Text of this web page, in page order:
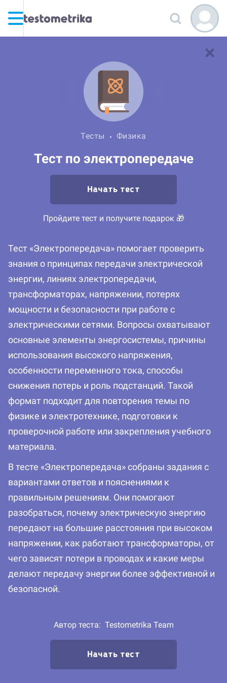
Тесты Физика
Тест по электропередаче
Начать тест
Пройдите тест и получите подарок 🎁
Тест «Электропередача» помогает проверить
знания о принципах передачи электрической
энергии, линиях электропередачи,
трансформаторах, напряжении, потерях
мощности и безопасности при работе с
электрическими сетями. Вопросы охватывают
основные элементы энергосистемы, причины
использования высокого напряжения,
особенности переменного тока, способы
снижения потерь и роль подстанций. Такой
формат подходит для повторения темы по
физике и электротехнике, подготовки к
проверочной работе или закрепления учебного
материала.
В тесте «Электропередача» собраны задания с
вариантами ответов и пояснениями к
правильным решениям. Они помогают
разобраться, почему электрическую энергию
передают на большие расстояния при высоком
напряжении, как работают трансформаторы, от
чего зависят потери в проводах и какие меры
делают передачу энергии более эффективной и
безопасной.
Автор теста: Testometrika Team
Начать тест